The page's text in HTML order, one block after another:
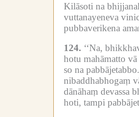
Kilāsoti na
vuttanayeneva
pubbaverikena
124. ‘‘Na,
hotu mahāmatto
so na pabbājetabbo.
nibaddhabhogaṃ
dānāhaṃ devassa
hoti, tampi